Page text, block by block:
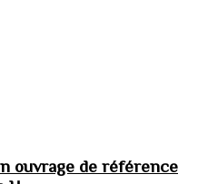
ouvrage de référence